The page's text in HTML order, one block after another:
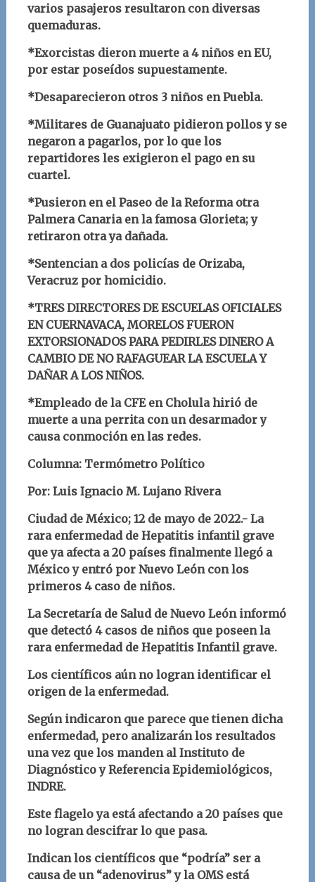
varios pasajeros resultaron con diversas
quemaduras.
*Exorcistas dieron muerte a 4 niños en EU,
por estar poseídos supuestamente.
*Desaparecieron otros 3 niños en Puebla.
*Militares de Guanajuato pidieron pollos y se
negaron a pagarlos, por lo que los
repartidores les exigieron el pago en su
cuartel.
*Pusieron en el Paseo de la Reforma otra
Palmera Canaria en la famosa Glorieta; y
retiraron otra ya dañada.
*Sentencian a dos policías de Orizaba,
Veracruz por homicidio.
*TRES DIRECTORES DE ESCUELAS OFICIALES
EN CUERNAVACA, MORELOS FUERON
EXTORSIONADOS PARA PEDIRLES DINERO A
CAMBIO DE NO RAFAGUEAR LA ESCUELA Y
DAÑAR A LOS NIÑOS.
*Empleado de la CFE en Cholula hirió de
muerte a una perrita con un desarmador y
causa conmoción en las redes.
Columna: Termómetro Político
Por: Luis Ignacio M. Lujano Rivera
Ciudad de México; 12 de mayo de 2022.- La
rara enfermedad de Hepatitis infantil grave
que ya afecta a 20 países finalmente llegó a
México y entró por Nuevo León con los
primeros 4 caso de niños.
La Secretaría de Salud de Nuevo León informó
que detectó 4 casos de niños que poseen la
rara enfermedad de Hepatitis Infantil grave.
Los científicos aún no logran identificar el
origen de la enfermedad.
Según indicaron que parece que tienen dicha
enfermedad, pero analizarán los resultados
una vez que los manden al Instituto de
Diagnóstico y Referencia Epidemiológicos,
INDRE.
Este flagelo ya está afectando a 20 países que
no logran descifrar lo que pasa.
Indican los científicos que “podría” ser a
causa de un “adenovirus” y la OMS está